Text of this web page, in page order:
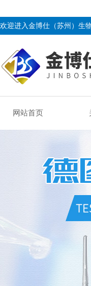
欢迎进入金博仕（苏州）生
网站首页